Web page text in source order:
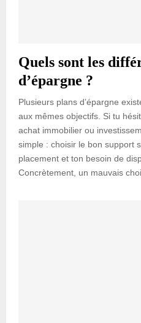
Quels sont les
d’épargne ?
Plusieurs plans d’épargne
aux mêmes objectifs. Si tu
achat immobilier ou
simple : choisir le bon support
placement et ton besoin de
Concrètement, un mauvais